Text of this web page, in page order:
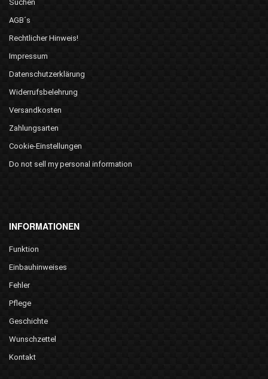
Suchen
AGB´s
Rechtlicher Hinweis!
Impressum
Datenschutzerklärung
Widerrufsbelehrung
Versandkosten
Zahlungsarten
Cookie-Einstellungen
Do not sell my personal information
INFORMATIONEN
Funktion
Einbauhinweises
Fehler
Pflege
Geschichte
Wunschzettel
Kontakt